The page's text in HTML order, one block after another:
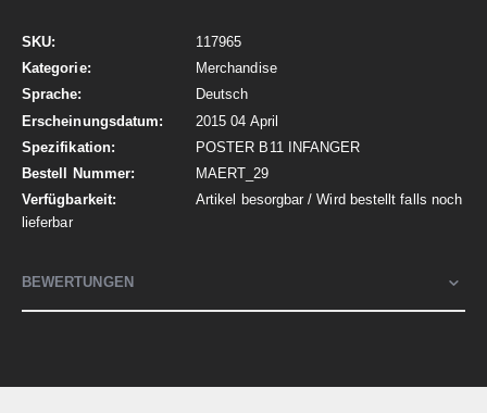
Mehr
Informationen
117965
Merchandise
Deutsch
2015 04 April
POSTER B11 INFANGER
MAERT_29
Artikel besorgbar / Wird bestellt falls noch
lieferbar
BEWERTUNGEN